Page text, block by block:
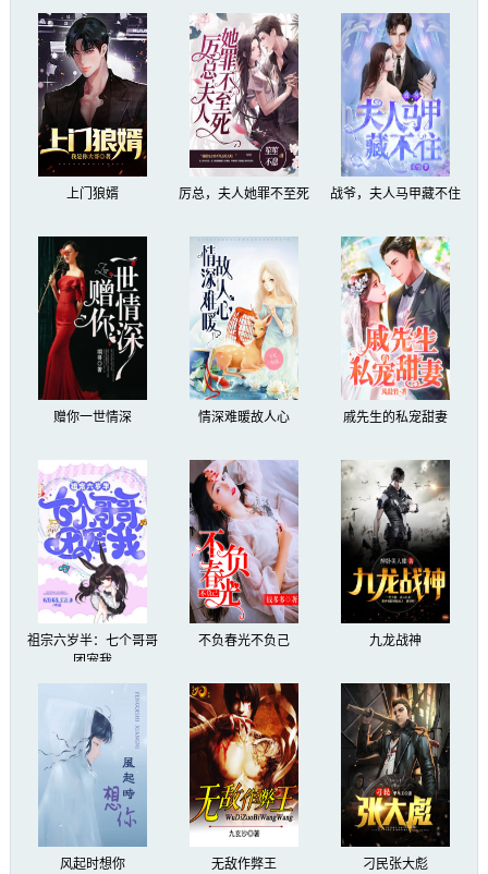
上门狼婿 厉总，夫人她罪不至死 战爷，夫人马甲藏不住
赠你一世情深 情深难暖故人心 戚先生的私宠甜妻
祖宗六岁半：七个哥哥
团宠我
不负春光不负己 九龙战神
风起时想你 无敌作弊王 刁民张大彪